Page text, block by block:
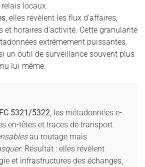
locaux.
, elles révèlent les flux d’affaires,
et horaires d’activité. Cette granularité
extrêmement puissantes.
un outil de surveillance souvent plus
lui-même.
5321/5322 , les métadonnées e-
en-têtes et traces de transport.
au routage mais
. Résultat : elles révèlent
et infrastructures des échanges,